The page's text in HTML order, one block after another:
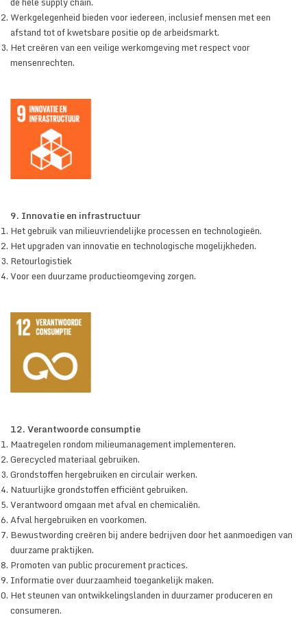
Werkgelegenheid bieden voor iedereen, inclusief mensen met een
afstand tot of kwetsbare positie op de arbeidsmarkt.
Het creëren van een veilige werkomgeving met respect voor
mensenrechten.
9. Innovatie en infrastructuur
Het gebruik van milieuvriendelijke processen en technologieën.
Het upgraden van innovatie en technologische mogelijkheden.
Retourlogistiek
Voor een duurzame productieomgeving zorgen.
12. Verantwoorde consumptie
Maatregelen rondom milieumanagement implementeren.
Gerecycled materiaal gebruiken.
Grondstoffen hergebruiken en circulair werken.
Natuurlijke grondstoffen efficiënt gebruiken.
Verantwoord omgaan met afval en chemicaliën.
Afval hergebruiken en voorkomen.
Bewustwording creëren bij andere bedrijven door het aanmoedigen van
duurzame praktijken.
Promoten van public procurement practices.
Informatie over duurzaamheid toegankelijk maken.
Het steunen van ontwikkelingslanden in duurzamer produceren en
consumeren.